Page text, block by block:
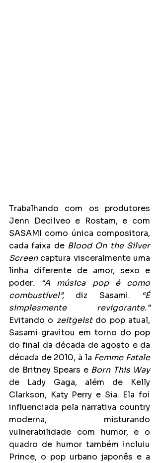
Trabalhando com os produtores
Jenn Decilveo e Rostam, e com
SASAMI como única compositora,
cada faixa de Blood On the Silver
Screen captura visceralmente uma
linha diferente de amor, sexo e
poder. “A música pop é como
combustível”, diz Sasami. “É
simplesmente revigorante.”
Evitando o zeitgeist do pop atual,
Sasami gravitou em torno do pop
do final da década de agosto e da
década de 2010, à la Femme Fatale
de Britney Spears e Born This Way
de Lady Gaga, além de Kelly
Clarkson, Katy Perry e Sia. Ela foi
influenciada pela narrativa country
moderna, misturando
vulnerabilidade com humor, e o
quadro de humor também incluiu
Prince, o pop urbano japonês e a